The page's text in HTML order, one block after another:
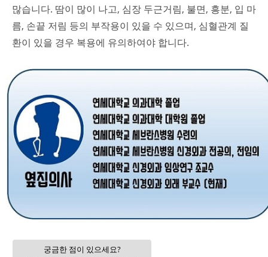
많습니다. 땀이 많이 나고, 심장 두근거림, 불면, 흥분, 입 마
름, 손끝 저림 등의 부작용이 있을 수 있으며, 심혈관계 질
환이 있을 경우 복용에 유의하여야 합니다.
궁금한 점이 있으세요?